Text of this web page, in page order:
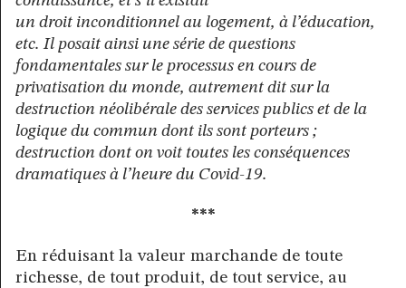
un droit inconditionnel au logement, à l’éducation,
etc. Il posait ainsi une série de questions
fondamentales sur le processus en cours de
privatisation du monde, autrement dit sur la
destruction néolibérale des services publics et de la
logique du commun dont ils sont porteurs ;
destruction dont on voit toutes les conséquences
dramatiques à l’heure du Covid-19.
***
En réduisant la valeur marchande de toute
richesse, de tout produit, de tout service, au